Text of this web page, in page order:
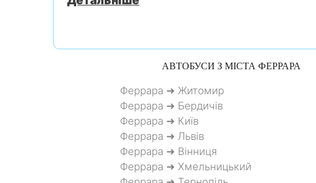
АВТОБУСИ З МІСТА ФЕРРАРА
Феррара ➜ Житомир
Феррара ➜ Бердичів
Феррара ➜ Київ
Феррара ➜ Львів
Феррара ➜ Вінниця
Феррара ➜ Хмельницький